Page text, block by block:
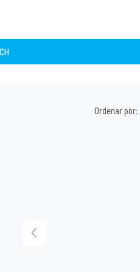
Ordenar por: